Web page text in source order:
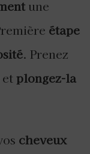
une
étape
. Prenez
et plongez-la
cheveux